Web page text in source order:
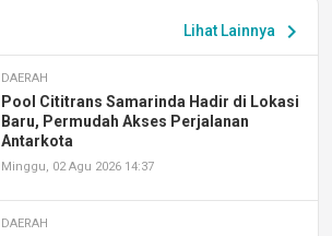
Lihat Lainnya chevron_right
DAERAH
Pool Cititrans Samarinda Hadir di Lokasi
Baru, Permudah Akses Perjalanan
Antarkota
Minggu, 02 Agu 2026 14:37
DAERAH